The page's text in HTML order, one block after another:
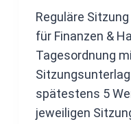
Reguläre
für Finanzen &
Tagesordnung
spätestens 5
jeweiligen